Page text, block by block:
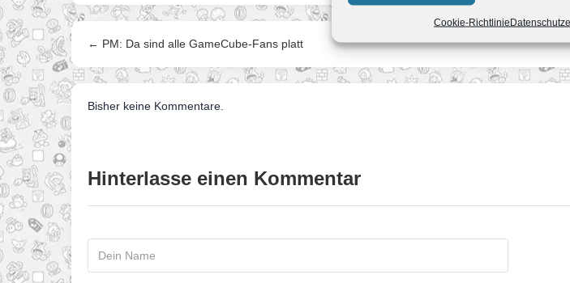
Cookie-Richtlinie
← PM: Da sind alle GameCube-Fans platt
Bisher keine Kommentare.
Hinterlasse einen Kommentar